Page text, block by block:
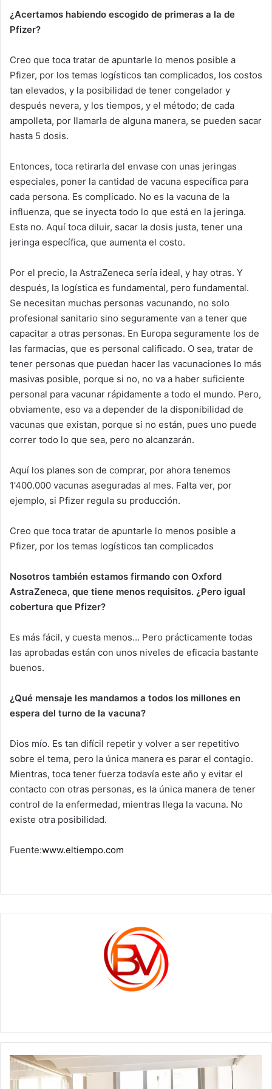
¿Acertamos habiendo escogido de primeras a la de
Pfizer?
Creo que toca tratar de apuntarle lo menos posible a
Pfizer, por los temas logísticos tan complicados, los costos
tan elevados, y la posibilidad de tener congelador y
después nevera, y los tiempos, y el método; de cada
ampolleta, por llamarla de alguna manera, se pueden sacar
hasta 5 dosis.
Entonces, toca retirarla del envase con unas jeringas
especiales, poner la cantidad de vacuna específica para
cada persona. Es complicado. No es la vacuna de la
influenza, que se inyecta todo lo que está en la jeringa.
Esta no. Aquí toca diluir, sacar la dosis justa, tener una
jeringa específica, que aumenta el costo.
Por el precio, la AstraZeneca sería ideal, y hay otras. Y
después, la logística es fundamental, pero fundamental.
Se necesitan muchas personas vacunando, no solo
profesional sanitario sino seguramente van a tener que
capacitar a otras personas. En Europa seguramente los de
las farmacias, que es personal calificado. O sea, tratar de
tener personas que puedan hacer las vacunaciones lo más
masivas posible, porque si no, no va a haber suficiente
personal para vacunar rápidamente a todo el mundo. Pero,
obviamente, eso va a depender de la disponibilidad de
vacunas que existan, porque si no están, pues uno puede
correr todo lo que sea, pero no alcanzarán.
Aquí los planes son de comprar, por ahora tenemos
1’400.000 vacunas aseguradas al mes. Falta ver, por
ejemplo, si Pfizer regula su producción.
Creo que toca tratar de apuntarle lo menos posible a
Pfizer, por los temas logísticos tan complicados
Nosotros también estamos firmando con Oxford
AstraZeneca, que tiene menos requisitos. ¿Pero igual
cobertura que Pfizer?
Es más fácil, y cuesta menos… Pero prácticamente todas
las aprobadas están con unos niveles de eficacia bastante
buenos.
¿Qué mensaje les mandamos a todos los millones en
espera del turno de la vacuna?
Dios mío. Es tan difícil repetir y volver a ser repetitivo
sobre el tema, pero la única manera es parar el contagio.
Mientras, toca tener fuerza todavía este año y evitar el
contacto con otras personas, es la única manera de tener
control de la enfermedad, mientras llega la vacuna. No
existe otra posibilidad.
Fuente:www.eltiempo.com
Se
abre